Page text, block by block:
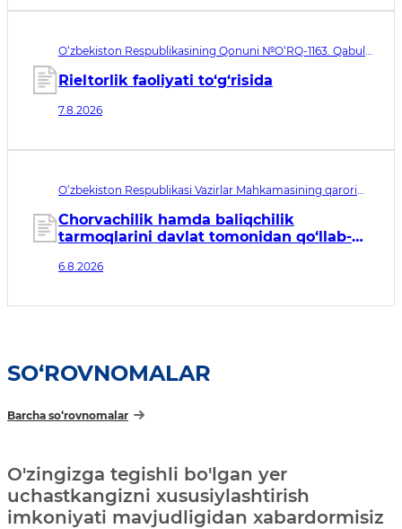
O‘zbekiston Respublikasining Qonuni №O‘RQ-1163. Qabul
Rieltorlik faoliyati to‘g‘risida
7.8.2026
O‘zbekiston Respublikasi Vazirlar Mahkamasining qarori
sanasi 07.08.2026
Chorvachilik hamda baliqchilik
tarmoqlarini davlat tomonidan qo‘llab-
tadbirlari to‘g‘risida
6.8.2026
SO‘ROVNOMALAR
Barcha so‘rovnomalar
O'zingizga tegishli bo'lgan yer
uchastkangizni xususiylashtirish
imkoniyati mavjudligidan xabardormisiz